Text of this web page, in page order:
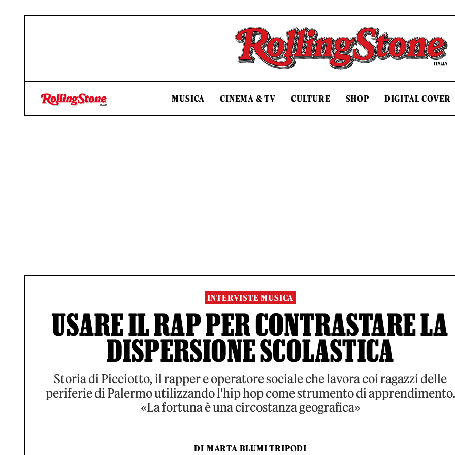
Rolling Stone Italia
MUSICA CINEMA & TV CULTURE SHOP DIGITAL COVER
INTERVISTE MUSICA
USARE IL RAP PER CONTRASTARE LA
DISPERSIONE SCOLASTICA
Storia di Picciotto, il rapper e operatore sociale che lavora coi ragazzi delle
periferie di Palermo utilizzando l'hip hop come strumento di apprendimento.
«La fortuna è una circostanza geografica»
DI MARTA BLUMI TRIPODI